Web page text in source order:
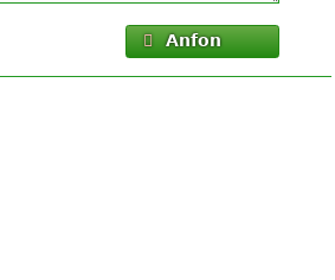
Anfon